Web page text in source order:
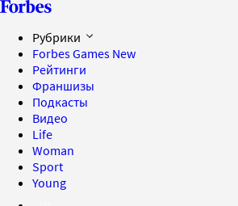
Рубрики
Forbes Games New
Рейтинги
Франшизы
Подкасты
Видео
Life
Woman
Sport
Young